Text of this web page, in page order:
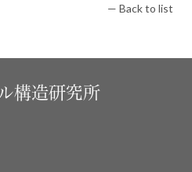
— Back to list
構造研究所